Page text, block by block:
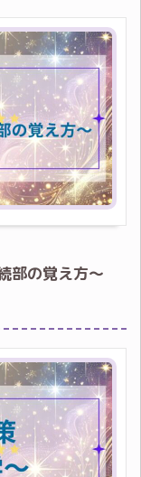
部の覚え方～